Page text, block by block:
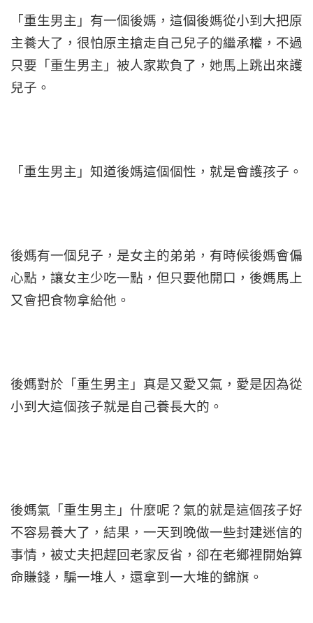
「重生男主」有一個後媽，這個後媽從小到大把原
主養大了，很怕原主搶走自己兒子的繼承權，不過
只要「重生男主」被人家欺負了，她馬上跳出來護
兒子。
「重生男主」知道後媽這個個性，就是會護孩子。
後媽有一個兒子，是女主的弟弟，有時候後媽會偏
心點，讓女主少吃一點，但只要他開口，後媽馬上
又會把食物拿給他。
後媽對於「重生男主」真是又愛又氣，愛是因為從
小到大這個孩子就是自己養長大的。
後媽氣「重生男主」什麼呢？氣的就是這個孩子好
不容易養大了，結果，一天到晚做一些封建迷信的
事情，被丈夫把趕回老家反省，卻在老鄉裡開始算
命賺錢，騙一堆人，還拿到一大堆的錦旗。